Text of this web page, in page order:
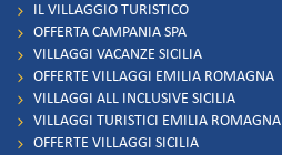
IL VILLAGGIO TURISTICO
OFFERTA CAMPANIA SPA
VILLAGGI VACANZE SICILIA
OFFERTE VILLAGGI EMILIA ROMAGNA
VILLAGGI ALL INCLUSIVE SICILIA
VILLAGGI TURISTICI EMILIA ROMAGNA
OFFERTE VILLAGGI SICILIA